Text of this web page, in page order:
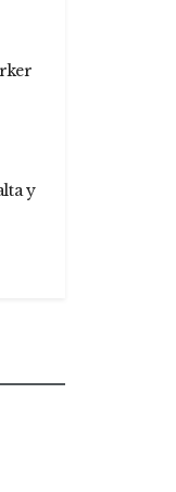
y